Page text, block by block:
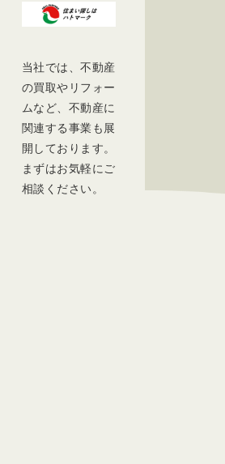
当社では、不動産
の買取やリフォー
ムなど、不動産に
関連する事業も展
開しております。
まずはお気軽にご
相談ください。